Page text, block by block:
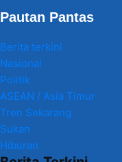
Pautan Pantas
Berita terkini
Nasional
Politik
ASEAN / Asia Timur
Tren Sekarang
Sukan
Hiburan